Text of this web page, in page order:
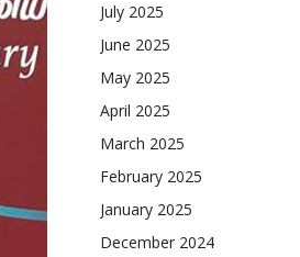
July 2025
June 2025
May 2025
April 2025
March 2025
February 2025
January 2025
December 2024